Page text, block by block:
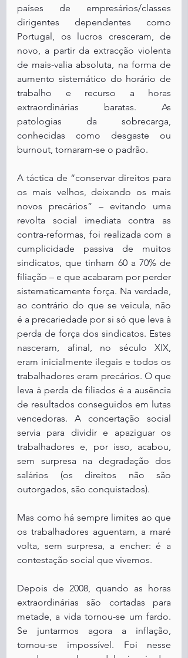
países de empresários/classes
dirigentes dependentes como
Portugal, os lucros cresceram, de
novo, a partir da extracção violenta
de mais-valia absoluta, na forma de
aumento sistemático do horário de
trabalho e recurso a horas
extraordinárias baratas. As
patologias da sobrecarga,
conhecidas como desgaste ou
burnout, tornaram-se o padrão.
A táctica de “conservar direitos para
os mais velhos, deixando os mais
novos precários” – evitando uma
revolta social imediata contra as
contra-reformas, foi realizada com a
cumplicidade passiva de muitos
sindicatos, que tinham 60 a 70% de
filiação – e que acabaram por perder
sistematicamente força. Na verdade,
ao contrário do que se veicula, não
é a precariedade por si só que leva à
perda de força dos sindicatos. Estes
nasceram, afinal, no século XIX,
eram inicialmente ilegais e todos os
trabalhadores eram precários. O que
leva à perda de filiados é a ausência
de resultados conseguidos em lutas
vencedoras. A concertação social
servia para dividir e apaziguar os
trabalhadores e, por isso, acabou,
sem surpresa na degradação dos
salários (os direitos não são
outorgados, são conquistados).
Mas como há sempre limites ao que
os trabalhadores aguentam, a maré
volta, sem surpresa, a encher: é a
contestação social que vivemos.
Depois de 2008, quando as horas
extraordinárias são cortadas para
metade, a vida tornou-se um fardo.
Se juntarmos agora a inflação,
tornou-se impossível. Foi nesse